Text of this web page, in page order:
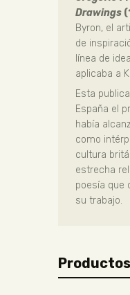
Drawings
Byron, el
de
línea de
aplicaba a
Esta
España el
había
como
cultura
estrecha
poesía que
su trabajo.